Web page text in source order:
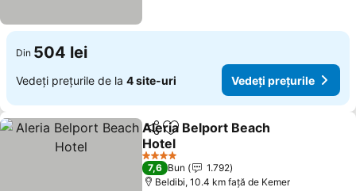
Din 504 lei
Vedeți prețurile de la 4 site-uri Vedeți prețurile
DistribuițiAdăugaţi la favorite
Aleria Belport Beach
Hotel
Vedeți prețurile
4 Stele
7,6 Bun
1.792
Beldibi, 10.4 km faţă de Kemer